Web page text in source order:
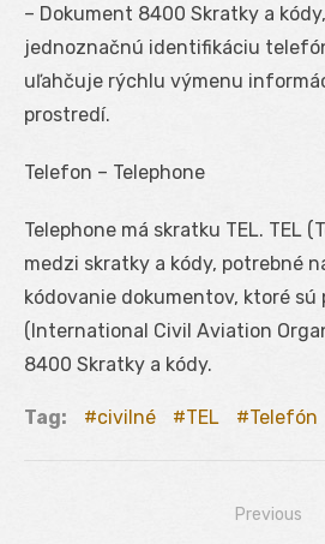
– Dokument 8400 Skratky a
jednoznačnú identifikáciu
uľahčuje rýchlu výmenu
prostredí.
Telefon – Telephone
Telephone má skratku TEL. TEL
medzi skratky a kódy, potrebné
kódovanie dokumentov, ktoré sú
(International Civil Aviation
8400 Skratky a kódy.
Tag: civilné TEL Telefón
Previous